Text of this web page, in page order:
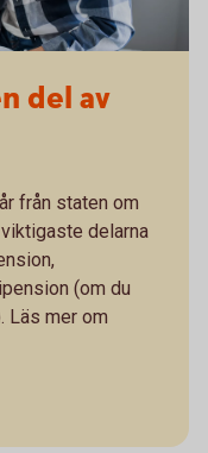
del av
från staten om
delarna
(om du
Läs mer om